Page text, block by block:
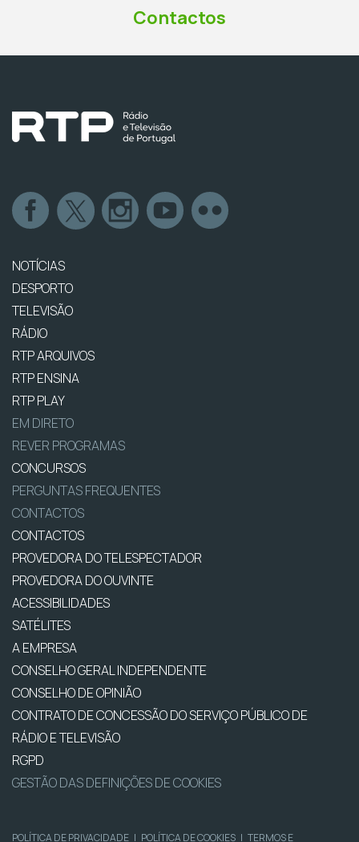
Contactos
NOTÍCIAS
DESPORTO
TELEVISÃO
RÁDIO
RTP ARQUIVOS
RTP ENSINA
RTP PLAY
EM DIRETO
REVER PROGRAMAS
CONCURSOS
PERGUNTAS FREQUENTES
CONTACTOS
CONTACTOS
PROVEDORA DO TELESPECTADOR
PROVEDORA DO OUVINTE
ACESSIBILIDADES
SATÉLITES
A EMPRESA
CONSELHO GERAL INDEPENDENTE
CONSELHO DE OPINIÃO
CONTRATO DE CONCESSÃO DO SERVIÇO PÚBLICO DE
RÁDIO E TELEVISÃO
RGPD
GESTÃO DAS DEFINIÇÕES DE COOKIES
POLÍTICA DE PRIVACIDADE | POLÍTICA DE COOKIES | TERMOS E